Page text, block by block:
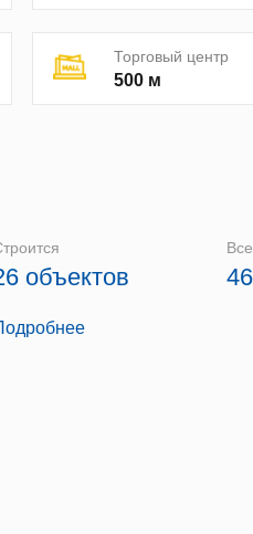
Торговый центр
500 м
объектов